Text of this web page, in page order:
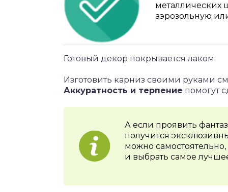
металлических
аэрозольную
Готовый декор покрывается лаком.
Изготовить карниз своими руками
Аккуратность и терпение помогут
А если проявить
получится
можно
и выбрать самое